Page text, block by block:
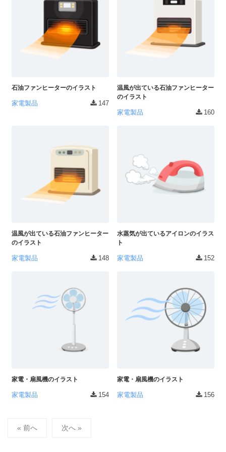
石油ファンヒーターのイラスト
家電製品 147
温風が出ている石油ファンヒーター
のイラスト
家電製品 160
温風が出ている石油ファンヒーター
のイラスト
家電製品 148
水蒸気が出ているアイロンのイラス
ト
家電製品 152
家電・扇風機のイラスト
家電製品 154
家電・扇風機のイラスト
家電製品 156
« 前へ 次へ »